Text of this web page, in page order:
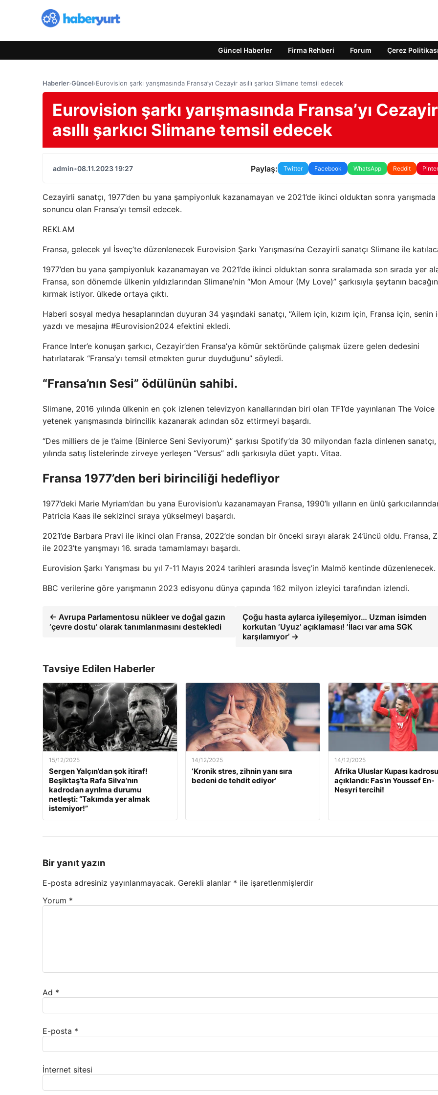
Güncel Haberler Firma Rehberi Forum Çerez Politikası
Haberler›Güncel›Eurovision şarkı yarışmasında Fransa’yı Cezayir asıllı şarkıcı Slimane temsil edecek
Eurovision şarkı yarışmasında Fransa’yı Cezayir
asıllı şarkıcı Slimane temsil edecek
admin•08.11.2023 19:27 Paylaş: Twitter Facebook WhatsApp Reddit
Cezayirli sanatçı, 1977’den bu yana şampiyonluk kazanamayan ve 2021’de ikinci olduktan sonra yarışmada
sonuncu olan Fransa’yı temsil edecek.
REKLAM
Fransa, gelecek yıl İsveç’te düzenlenecek Eurovision Şarkı Yarışması’na Cezayirli sanatçı Slimane ile
1977’den bu yana şampiyonluk kazanamayan ve 2021’de ikinci olduktan sonra sıralamada son sırada yer
Fransa, son dönemde ülkenin yıldızlarından Slimane’nin “Mon Amour (My Love)” şarkısıyla şeytanın
kırmak istiyor. ülkede ortaya çıktı.
Haberi sosyal medya hesaplarından duyuran 34 yaşındaki sanatçı, “Ailem için, kızım için, Fransa için, senin
yazdı ve mesajına #Eurovision2024 efektini ekledi.
France Inter’e konuşan şarkıcı, Cezayir’den Fransa’ya kömür sektöründe çalışmak üzere gelen dedesini
hatırlatarak “Fransa’yı temsil etmekten gurur duyduğunu” söyledi.
“Fransa’nın Sesi” ödülünün sahibi.
Slimane, 2016 yılında ülkenin en çok izlenen televizyon kanallarından biri olan TF1’de yayınlanan The Voice
yetenek yarışmasında birincilik kazanarak adından söz ettirmeyi başardı.
“Des milliers de je t’aime (Binlerce Seni Seviyorum)” şarkısı Spotify’da 30 milyondan fazla dinlenen
yılında satış listelerinde zirveye yerleşen “Versus” adlı şarkısıyla düet yaptı. Vitaa.
Fransa 1977’den beri birinciliği hedefliyor
1977’deki Marie Myriam’dan bu yana Eurovision’u kazanamayan Fransa, 1990’lı yılların en ünlü
Patricia Kaas ile sekizinci sıraya yükselmeyi başardı.
2021’de Barbara Pravi ile ikinci olan Fransa, 2022’de sondan bir önceki sırayı alarak 24’üncü oldu. Fransa,
ile 2023’te yarışmayı 16. sırada tamamlamayı başardı.
Eurovision Şarkı Yarışması bu yıl 7-11 Mayıs 2024 tarihleri ​​arasında İsveç’in Malmö kentinde düzenlenecek.
BBC verilerine göre yarışmanın 2023 edisyonu dünya çapında 162 milyon izleyici tarafından izlendi.
← Avrupa Parlamentosu nükleer ve doğal gazın
‘çevre dostu’ olarak tanımlanmasını destekledi
Çoğu hasta aylarca iyileşemiyor… Uzman isimden
korkutan ‘Uyuz’ açıklaması! ‘İlacı var ama SGK
karşılamıyor’ →
Tavsiye Edilen Haberler
15/12/2025
Sergen Yalçın’dan şok itiraf!
Beşiktaş’ta Rafa Silva’nın
kadrodan ayrılma durumu
netleşti: “Takımda yer almak
istemiyor!”
14/12/2025
‘Kronik stres, zihnin yanı sıra
bedeni de tehdit ediyor’
14/12/2025
Afrika Uluslar Kupası kadrosu
açıklandı: Fas’ın Youssef En-
Nesyri tercihi!
Bir yanıt yazın
E-posta adresiniz yayınlanmayacak. Gerekli alanlar * ile işaretlenmişlerdir
Yorum *
Ad *
E-posta *
İnternet sitesi